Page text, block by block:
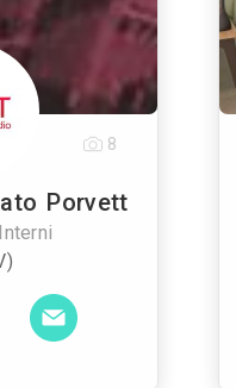
Porvett
8